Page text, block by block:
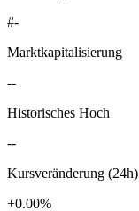
#-
Marktkapitalisierung
--
Historisches Hoch
--
Kursveränderung (24h)
+0.00%